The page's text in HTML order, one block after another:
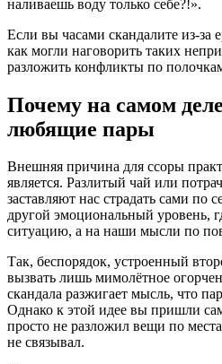
наливаешь воду только себе?!».
Если вы часами скандалите из-за
как могли наговорить таких
разложить конфликты по
Почему на самом
любящие пары
Внешняя причина для ссоры
является. Разлитый чай или
заставляют нас страдать сами по
другой эмоциональный уровень,
ситуацию, а на наши мысли по
Так, беспорядок, устроенный
вызвать лишь мимолётное
скандала разжигает мысль, что
Однако к этой идее вы пришли
просто не разложил вещи по
не связывал.